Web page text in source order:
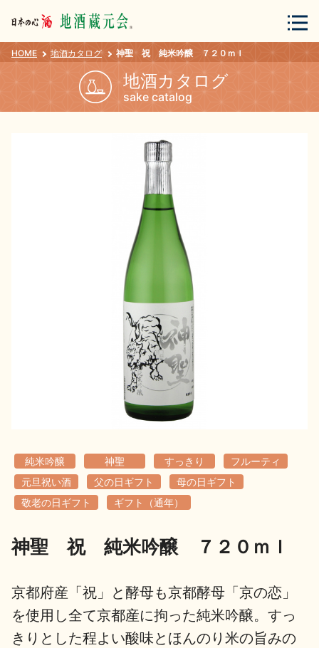
会員登録 ログイン
地酒カタログ
地酒解体新書
お楽しみコンテンツ
歳時記 地酒蔵元会検定
HOME 地酒カタログ 神聖 祝 純米吟醸 ７２０ｍｌ
地酒カタログ
sake catalog
純米吟醸 神聖 すっきり
フルーティ
元旦祝い酒
父の日ギフト
母の日ギフト
敬老の日ギフト
ギフト（通年）
神聖 祝 純米吟醸 ７２０ｍｌ
京都府産「祝」と酵母も京都酵母「京の恋」
を使用し全て京都産に拘った純米吟醸。すっ
きりとした程よい酸味とほんのり米の旨みの